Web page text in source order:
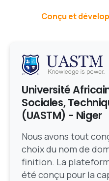
Conçu et
Université
Sociales,
(UASTM) - Niger
Nous avons tout
choix du nom de
finition. La
été conçu pour la